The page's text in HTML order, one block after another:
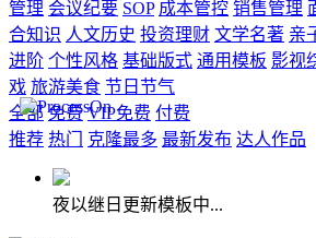
管理 会议纪要 SOP 成本管控 销售管理
合知识 人文历史 投资理财 文学名著 亲
进阶 个性风格 基础版式 通用模板 影视
戏 旅游美食 节日节气
全部 免费 VIP免费 付费
推荐 热门 克隆最多 最新发布 达人作品
夜以继日更新模板中...